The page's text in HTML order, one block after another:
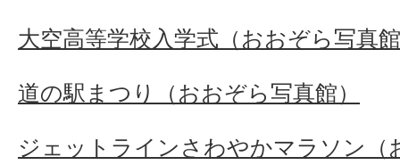
大空高等学校入学式（おおぞら写真
道の駅まつり（おおぞら写真館）
ジェットラインさわやかマラソン（